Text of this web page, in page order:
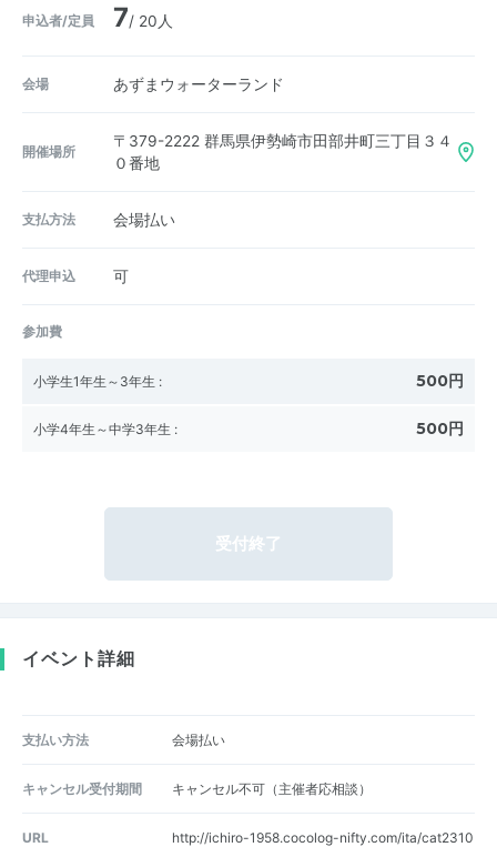
申込者/定員 7/ 20人
会場 あずまウォーターランド
開催場所
〒379-2222 群馬県伊勢崎市田部井町三丁目３４
０番地
支払方法 会場払い
代理申込 可
参加費
小学生1年生～3年生 : 500円
小学4年生～中学3年生 : 500円
受付終了
イベント詳細
支払い方法 会場払い
キャンセル受付期間 キャンセル不可（主催者応相談）
URL
http://ichiro-1958.cocolog-nifty.com/ita/cat2310